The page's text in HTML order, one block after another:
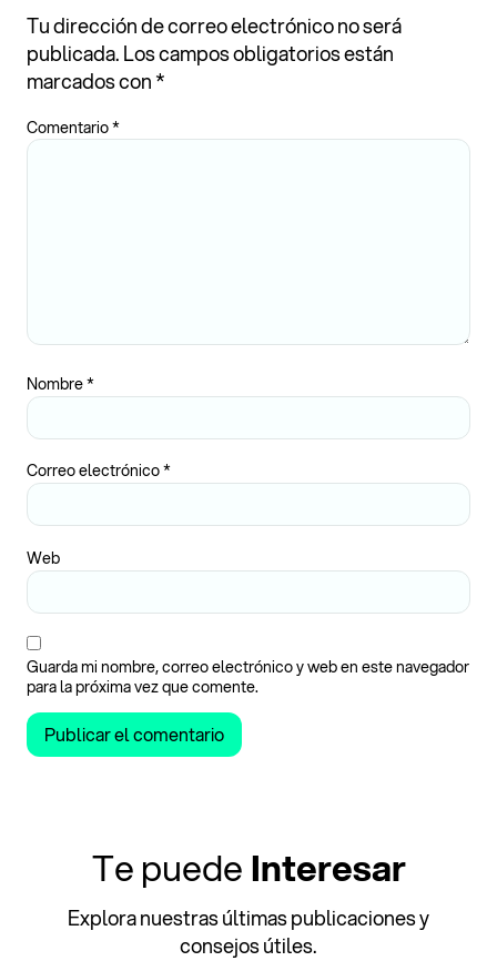
Tu dirección de correo electrónico no será
publicada.Los campos obligatorios están
marcados con*
Comentario*
Nombre*
Correo electrónico*
Web
Guarda mi nombre, correo electrónico y web en este navegador
para la próxima vez que comente.
Te puedeInteresar
Explora nuestras últimas publicaciones y
consejos útiles.